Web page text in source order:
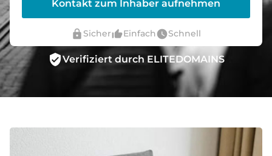
Kontakt zum Inhaber aufnehmen
lock Sicherthumb_up_altEinfachwatch_laterSchnell
verified_userVerifiziert durch ELITEDOMAINS